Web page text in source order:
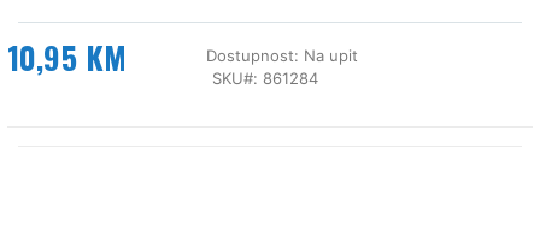
10,95 KM Dostupnost: Na upit
SKU
861284